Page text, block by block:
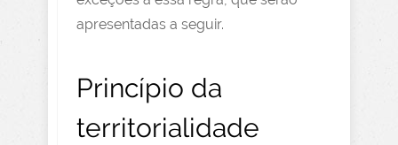
apresentadas a seguir.
Princípio da
territorialidade